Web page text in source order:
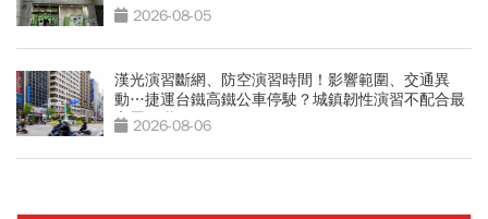
2026-08-05
漢光演習斷網、防空演習時間！影響範圍、交通異
動…捷運台鐵高鐵公車停駛？城鎮韌性演習不配合最
高罰15萬
2026-08-06